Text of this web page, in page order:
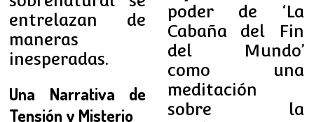
entrelazan de
maneras
inesperadas.
Una Narrativa de
Tensión y Misterio
poder de ‘La
Cabaña del Fin
del Mundo’
como una
meditación
sobre la